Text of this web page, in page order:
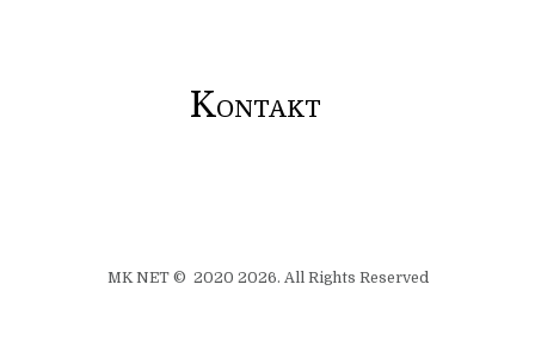
KONTAKT
MK NET © 2020 2026. All Rights Reserved